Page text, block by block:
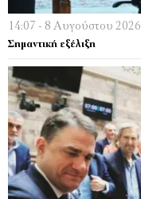
14:07 - 8 Αυγούστου 2026
Σημαντική εξέλιξη